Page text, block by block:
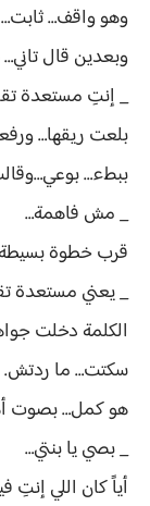
وهو واقف…
وبعدين قال تاني…
_ إنتِ مستعدة
بلعت ريقها…
ببطء…
_ مش فاهمة…
قرب خطوة
_ يعني مستعدة
الكلمة دخلت
سكتت… ما ردتش.
هو كمل… بصوت
_ بصي يا بنتي…
أياً كان اللي إنتِ